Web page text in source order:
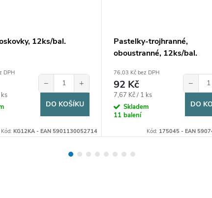
12ks/bal.
DPH
− +
DO KOŠÍKU
Kód: KG12KA - EAN 5901130052714
Pastelky-trojhranné,
oboustranné, 12ks/bal.
76,03 Kč bez DPH
92 Kč
Měrná
cena:
7,67 Kč / 1 ks
Skladem
11 balení
−
DO
Kód: 175045 - EAN